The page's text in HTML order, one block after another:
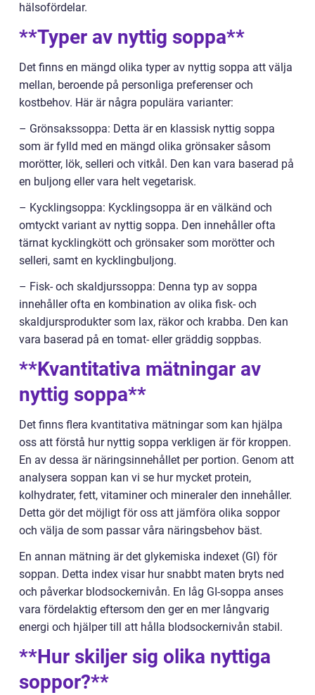
hälsofördelar.
**Typer av nyttig soppa**
Det finns en mängd olika typer av nyttig soppa att välja
mellan, beroende på personliga preferenser och
kostbehov. Här är några populära varianter:
– Grönsakssoppa: Detta är en klassisk nyttig soppa
som är fylld med en mängd olika grönsaker såsom
morötter, lök, selleri och vitkål. Den kan vara baserad på
en buljong eller vara helt vegetarisk.
– Kycklingsoppa: Kycklingsoppa är en välkänd och
omtyckt variant av nyttig soppa. Den innehåller ofta
tärnat kycklingkött och grönsaker som morötter och
selleri, samt en kycklingbuljong.
– Fisk- och skaldjurssoppa: Denna typ av soppa
innehåller ofta en kombination av olika fisk- och
skaldjursprodukter som lax, räkor och krabba. Den kan
vara baserad på en tomat- eller gräddig soppbas.
**Kvantitativa mätningar av
nyttig soppa**
Det finns flera kvantitativa mätningar som kan hjälpa
oss att förstå hur nyttig soppa verkligen är för kroppen.
En av dessa är näringsinnehållet per portion. Genom att
analysera soppan kan vi se hur mycket protein,
kolhydrater, fett, vitaminer och mineraler den innehåller.
Detta gör det möjligt för oss att jämföra olika soppor
och välja de som passar våra näringsbehov bäst.
En annan mätning är det glykemiska indexet (GI) för
soppan. Detta index visar hur snabbt maten bryts ned
och påverkar blodsockernivån. En låg GI-soppa anses
vara fördelaktig eftersom den ger en mer långvarig
energi och hjälper till att hålla blodsockernivån stabil.
**Hur skiljer sig olika nyttiga
soppor?**